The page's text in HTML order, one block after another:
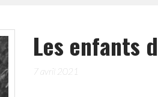
Les enfants
7 avril 2021